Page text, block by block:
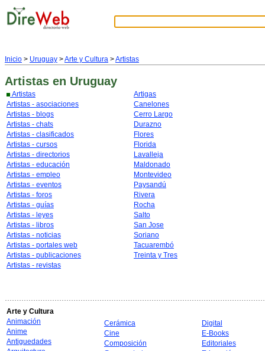
Inicio > Uruguay >Arte y Cultura >Artistas
Artistas en Uruguay
Artistas
Artistas - asociaciones
Artistas - blogs
Artistas - chats
Artistas - clasificados
Artistas - cursos
Artistas - directorios
Artistas - educación
Artistas - empleo
Artistas - eventos
Artistas - foros
Artistas - guías
Artistas - leyes
Artistas - libros
Artistas - noticias
Artistas - portales web
Artistas - publicaciones
Artistas - revistas
Artigas
Canelones
Cerro Largo
Durazno
Flores
Florida
Lavalleja
Maldonado
Montevideo
Paysandú
Rivera
Rocha
Salto
San Jose
Soriano
Tacuarembó
Treinta y Tres
Arte y Cultura
Animación
Anime
Antiguedades
Cerámica
Cine
Composición
Digital
E-Books
Editoriales